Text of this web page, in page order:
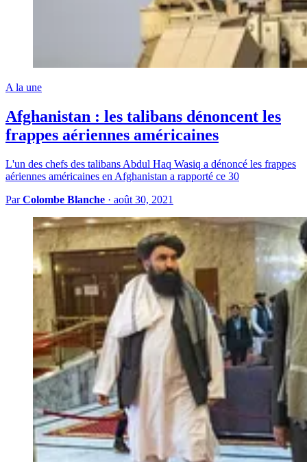
A la une
Afghanistan : les talibans dénoncent les
frappes aériennes américaines
L'un des chefs des talibans Abdul Haq Wasiq a dénoncé les frappes
aériennes américaines en Afghanistan a rapporté ce 30
ParColombe Blanche · août 30, 2021